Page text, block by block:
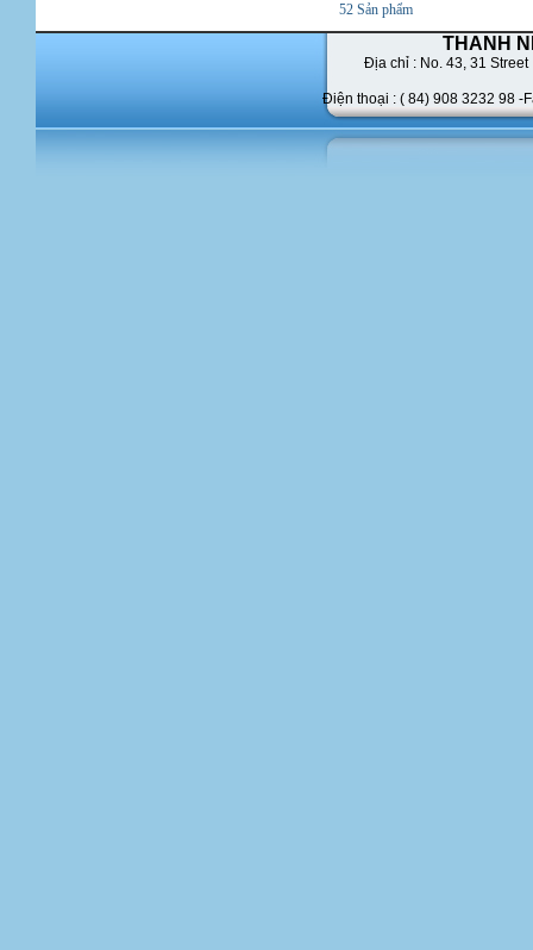
52 Sản phẩm
THANH
Địa chỉ : No. 43, 31 Street
Điện thoại : ( 84) 908 3232 98 -